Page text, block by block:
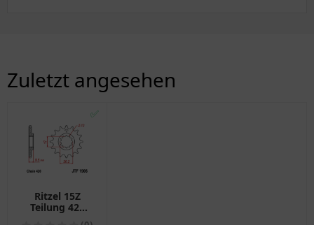
Zuletzt angesehen
✅
Ritzel 15Z
Teilung 420
feinverzahnt